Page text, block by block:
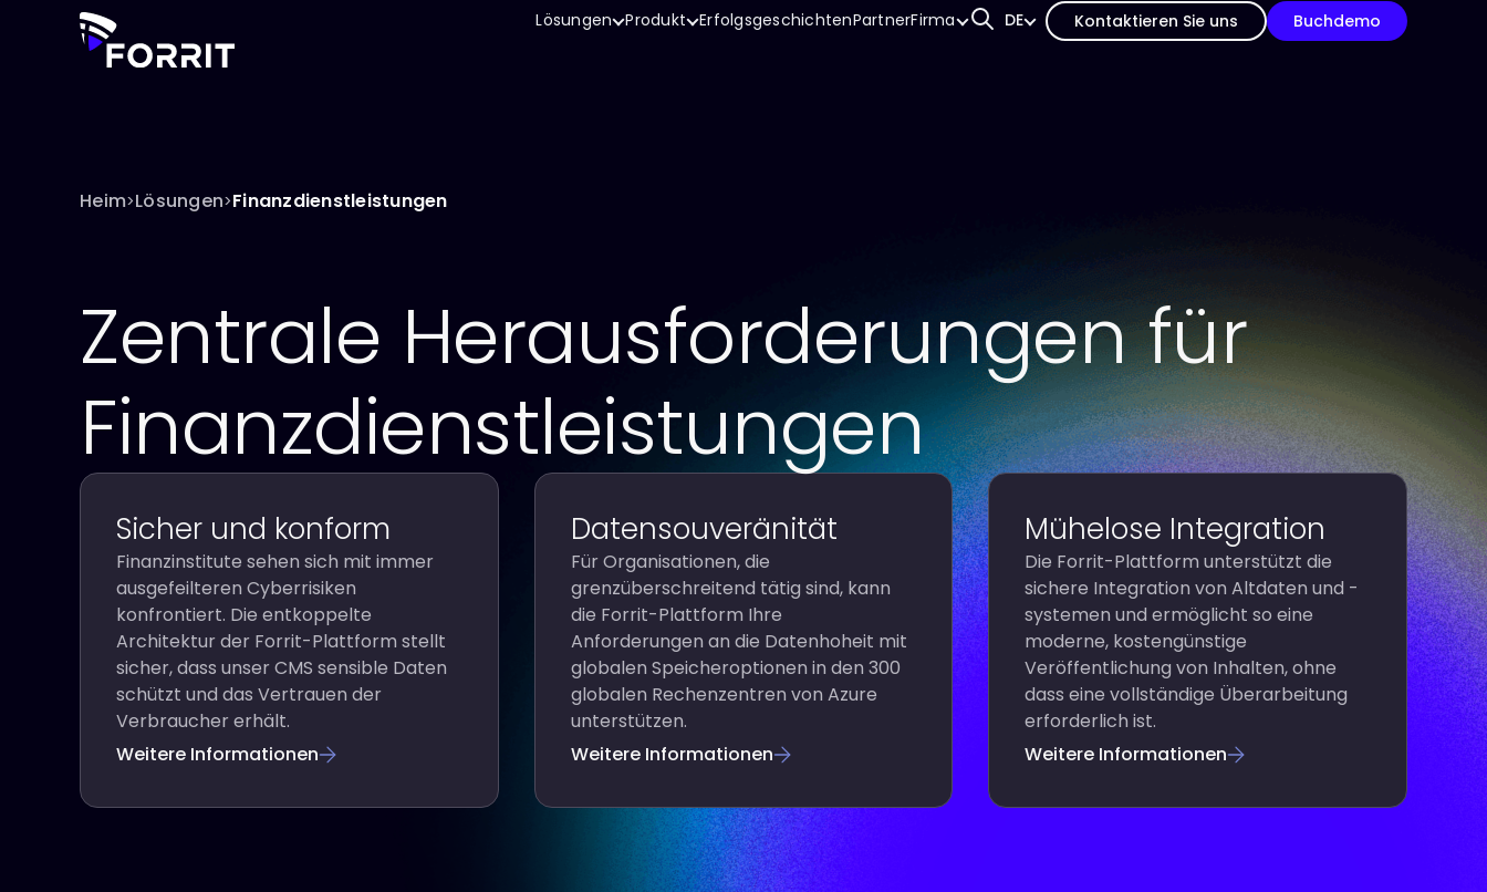
Lösungen Produkt ErfolgsgeschichtenPartnerFirma DE Kontaktieren Sie uns Buchdemo
Heim>Lösungen>Finanzdienstleistungen
Zentrale Herausforderungen für
Finanzdienstleistungen
Sicher und konform
Finanzinstitute sehen sich mit immer
ausgefeilteren Cyberrisiken
konfrontiert. Die entkoppelte
Architektur der Forrit-Plattform stellt
sicher, dass unser CMS sensible Daten
schützt und das Vertrauen der
Verbraucher erhält.
Weitere Informationen
Datensouveränität
Für Organisationen, die
grenzüberschreitend tätig sind, kann
die Forrit-Plattform Ihre
Anforderungen an die Datenhoheit mit
globalen Speicheroptionen in den 300
globalen Rechenzentren von Azure
unterstützen.
Weitere Informationen
Mühelose Integration
Die Forrit-Plattform unterstützt die
sichere Integration von Altdaten und -
systemen und ermöglicht so eine
moderne, kostengünstige
Veröffentlichung von Inhalten, ohne
dass eine vollständige Überarbeitung
erforderlich ist.
Weitere Informationen